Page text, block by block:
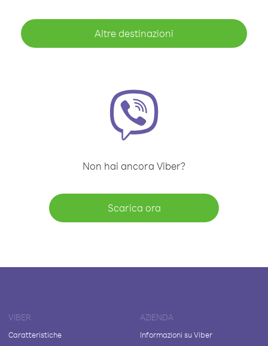
Altre destinazioni
Non hai ancora Viber?
Scarica ora
VIBER
Caratteristiche
AZIENDA
Informazioni su Viber